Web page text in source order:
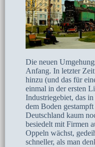
Die neuen
Anfang. In letzter
hinzu (und das für
einmal in der ersten
Industriegebiet, das
dem Boden
Deutschland kaum
besiedelt mit Firmen
Oppeln wächst,
schneller, als man